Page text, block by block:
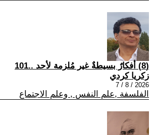
(8) أفكارٌ بسيطةٌ غير مُلزمة لأحد ..101
زكريا كردي
2026 / 8 / 7
الفلسفة ,علم النفس , وعلم الاجتماع